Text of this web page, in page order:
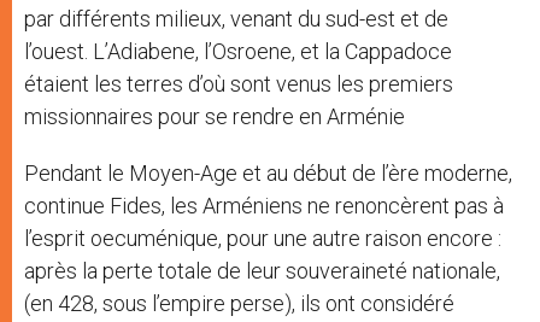
par différents milieux, venant du sud-est et de
l’ouest. L’Adiabene, l’Osroene, et la Cappadoce
étaient les terres d’où sont venus les premiers
missionnaires pour se rendre en Arménie
Pendant le Moyen-Age et au début de l’ère moderne,
continue Fides, les Arméniens ne renoncèrent pas à
l’esprit oecuménique, pour une autre raison encore :
après la perte totale de leur souveraineté nationale,
(en 428, sous l’empire perse), ils ont considéré